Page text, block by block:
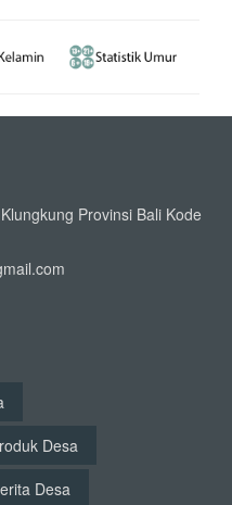
Provinsi Bali Kode
Desa
Desa